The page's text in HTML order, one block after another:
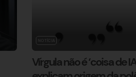
NOTÍCIA
Vírgula não é ‘coisa de